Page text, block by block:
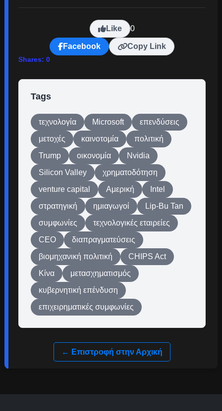
Like 0
Facebook Copy Link
Shares: 0
Tags
τεχνολογία Microsoft
επενδύσεις
μετοχές
καινοτομία
πολιτική
Trump
οικονομία
Nvidia
Silicon Valley
χρηματοδότηση
venture capital
Αμερική
Intel
στρατηγική
ημιαγωγοί
Lip-Bu Tan
συμφωνίες
τεχνολογικές εταιρείες
CEO
διαπραγματεύσεις
βιομηχανική πολιτική
CHIPS Act
Κίνα
μετασχηματισμός
κυβερνητική επένδυση
επιχειρηματικές συμφωνίες
← Επιστροφή στην Αρχική